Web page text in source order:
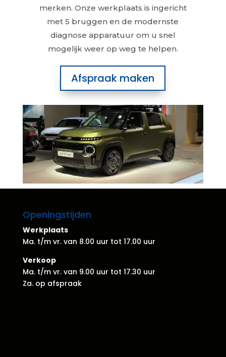
merken. Onze werkplaats is ingericht
met 5 bruggen en de modernste
diagnose apparatuur om u snel
mogelijk weer op weg te helpen.
Afspraak maken
Openingstijden
Werkplaats
Ma. t/m vr. van 8.00 uur tot 17.00 uur
Verkoop
Ma. t/m vr. van 9.00 uur tot 17.30 uur
Za. op afspraak